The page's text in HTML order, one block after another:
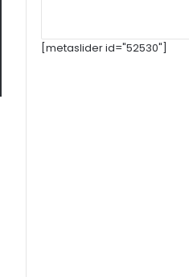
[metaslider id="52530"]